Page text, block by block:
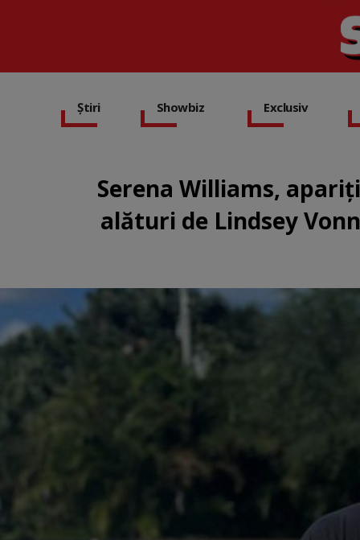
Știri Showbiz Exclusiv
Serena Williams,
alături de Lindsey